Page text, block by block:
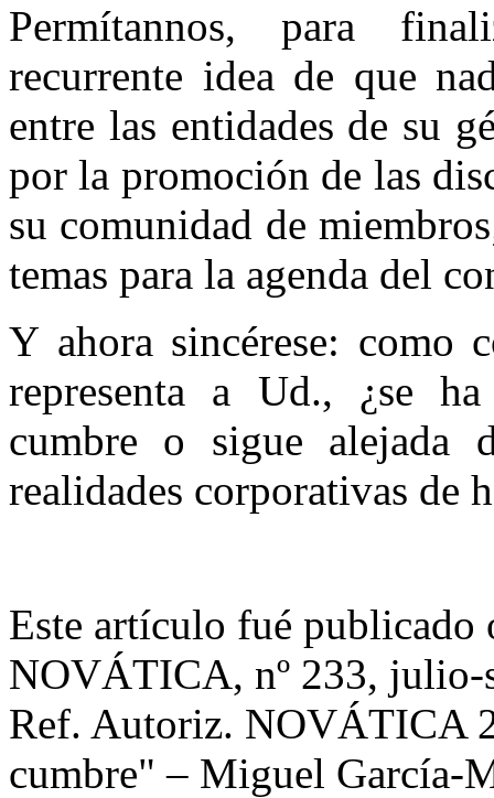
Permítannos, para
recurrente idea de que
entre las entidades de su
por la promoción de las
su comunidad de
temas para la agenda del
Y ahora sincérese: como
representa a Ud., ¿se
cumbre o sigue alejada
realidades corporativas de
Este artículo fué
NOVÁTICA, nº 233, julio-
Ref. Autoriz. NOVÁTICA
cumbre" – Miguel García-